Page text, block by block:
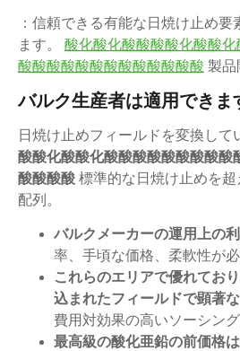
：信頼できる有能な日焼け止め
ます。 酸化酸化酸酸酸酸化酸酸
酸酸酸酸酸酸酸酸酸酸酸酸酸 製品
バルク生産者は適用できま
日焼け止めフィールドを変換して
酸酸化酸酸化酸酸酸酸酸酸酸酸酸
酸酸酸酸 標準的な日焼け止めを
配列。
バルクメーカーの運用上の
率、手頃な価格、柔軟性が必
これらのエリアで優れてお
込まれたフィールドで顕著
費用対効果の高いソーシン
最高級の酸化亜鉛の前価格